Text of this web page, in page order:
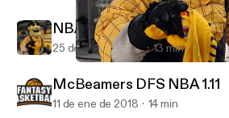
McBeamers DFS
NBA DFS projections 1.25
25 de ene de 2018 13 min
McBeamers DFS NBA 1.11
11 de ene de 2018 14 min